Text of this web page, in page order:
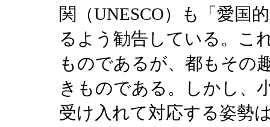
関（UNESCO）も「愛国
るよう勧告している。こ
ものであるが、都もその
きものである。しかし、
受け入れて対応する姿勢